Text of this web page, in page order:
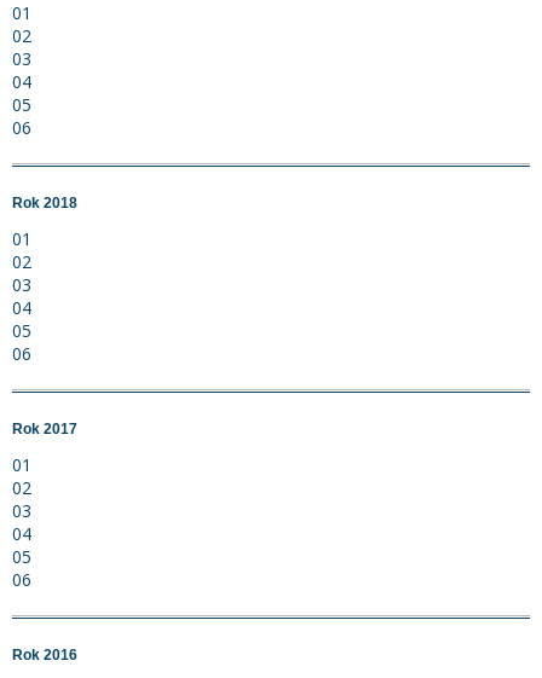
01
02
03
04
05
06
Rok 2018
01
02
03
04
05
06
Rok 2017
01
02
03
04
05
06
Rok 2016